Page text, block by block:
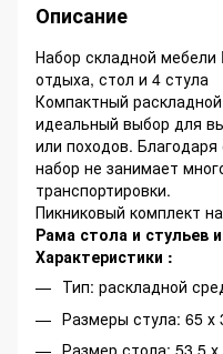
Описание
Набор складной мебели
отдыха, стол и 4 стула
Компактный
идеальный выбор для
или походов.
набор не занимает
транспортировки.
Пикниковый комплект
Рама стола и стульев
Характеристики :
Тип: раскладной
Размеры стула: 65 х